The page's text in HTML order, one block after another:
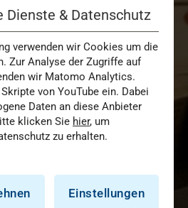
Dienste & Datenschutz
verwenden wir Cookies um die
Zur Analyse der Zugriffe auf
wir Matomo Analytics.
von YouTube ein. Dabei
Daten an diese Anbieter
klicken Sie hier, um
zu erhalten.
Einstellungen